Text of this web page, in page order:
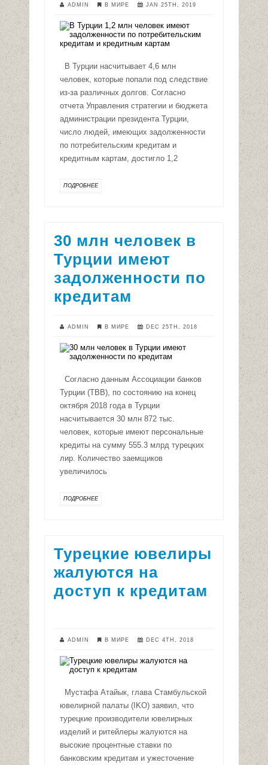
ADMIN В МИРЕ JAN 25TH, 2019
В Турции насчитывает 4,6 млн
человек, которые попали под следствие
из-за различных долгов. Согласно
отчета Управления стратегии и бюджета
администрации президента Турции,
число людей, имеющих задолженности
по потребительским кредитам и
кредитным картам, достигло 1,2
ПОДРОБНЕЕ
30 млн человек в
Турции имеют
задолженности по
кредитам
ADMIN В МИРЕ DEC 25TH, 2018
Согласно данным Ассоциации банков
Турции (TBB), по состоянию на конец
октября 2018 года в Турции
насчитывается 30 млн 872 тыс.
человек, которые имеют персональные
кредиты на сумму 555.3 млрд турецких
лир. Количество заемщиков
увеличилось
ПОДРОБНЕЕ
Турецкие ювелиры
жалуются на
доступ к кредитам
ADMIN В МИРЕ DEC 4TH, 2018
Мустафа Атайык, глава Стамбульской
ювелирной палаты (IKO) заявил, что
турецкие производители ювелирных
изделий и ритейлеры жалуются на
высокие процентные ставки по
банковским кредитам и ужесточение